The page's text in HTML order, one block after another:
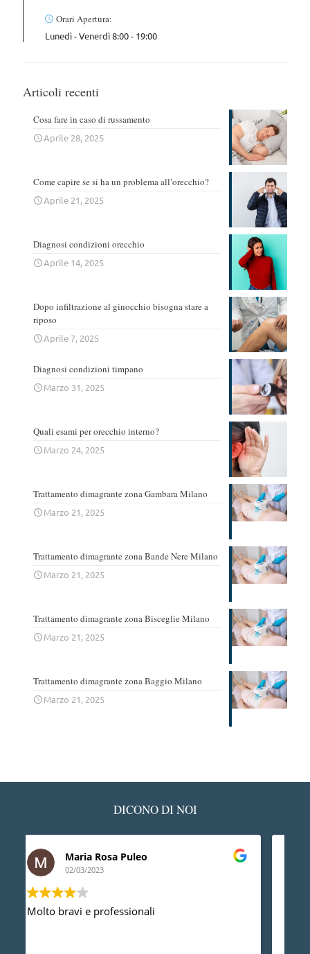
Orari Apertura:
Lunedì - Venerdì 8:00 - 19:00
Articoli recenti
Cosa fare in caso di russamento
Aprile 28, 2025
Come capire se si ha un problema all’orecchio?
Aprile 21, 2025
Diagnosi condizioni orecchio
Aprile 14, 2025
Dopo infiltrazione al ginocchio bisogna stare a
riposo
Aprile 7, 2025
Diagnosi condizioni timpano
Marzo 31, 2025
Quali esami per orecchio interno?
Marzo 24, 2025
Trattamento dimagrante zona Gambara Milano
Marzo 21, 2025
Trattamento dimagrante zona Bande Nere Milano
Marzo 21, 2025
Trattamento dimagrante zona Bisceglie Milano
Marzo 21, 2025
Trattamento dimagrante zona Baggio Milano
Marzo 21, 2025
DICONO DI NOI
Ledino Comelli
02/03/2023
Devo ringraziare il Dott. Gherbaz, per la sua